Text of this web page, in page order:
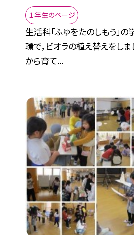
１年生のページ
生活科「ふゆをたのしもう」の
環で，ビオラの植え替えをしま
から育て...